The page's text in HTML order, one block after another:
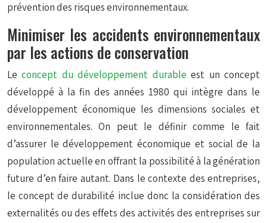
prévention des risques environnementaux.
Minimiser les accidents environnementaux
par les actions de conservation
Leconcept du développement durable est un concept
développé à la fin des années 1980 qui intègre dans le
développement économique les dimensions sociales et
environnementales. On peut le définir comme le fait
d’assurer le développement économique et social de la
population actuelle en offrant la possibilité à la génération
future d’en faire autant. Dans le contexte des entreprises,
le concept de durabilité inclue donc la considération des
externalités ou des effets des activités des entreprises sur